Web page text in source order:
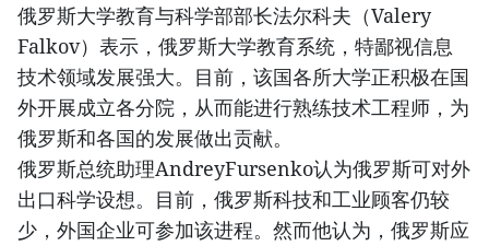
俄罗斯大学教育与科学部部长法尔科夫（Valery
Falkov）表示，俄罗斯大学教育系统，特鄙视信息
技术领域发展强大。目前，该国各所大学正积极在国
外开展成立各分院，从而能进行熟练技术工程师，为
俄罗斯和各国的发展做出贡献。
俄罗斯总统助理AndreyFursenko认为俄罗斯可对外
出口科学设想。目前，俄罗斯科技和工业顾客仍较
少，外国企业可参加该进程。然而他认为，俄罗斯应